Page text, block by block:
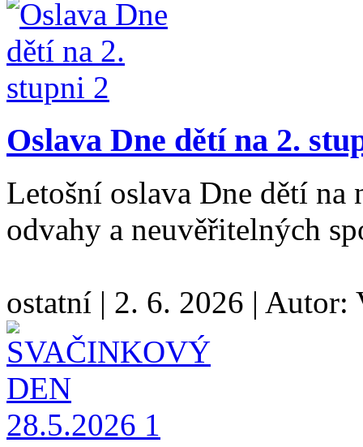
Oslava Dne dětí na 2.
Letošní oslava Dne dětí na
odvahy a neuvěřitelných
ostatní | 2. 6. 2026 | Autor: